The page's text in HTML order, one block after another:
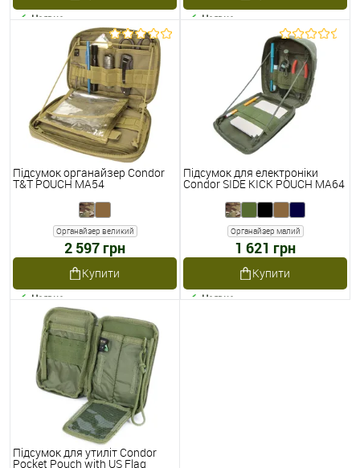
Наявне
Наявне
Підсумок органайзер Condor
T&T POUCH MA54
Органайзер великий
2 597 грн
Купити
Наявне
Підсумок для електроніки
Condor SIDE KICK POUCH MA64
Органайзер малий
1 621 грн
Купити
Наявне
Підсумок для утиліт Condor
Pocket Pouch with US Flag